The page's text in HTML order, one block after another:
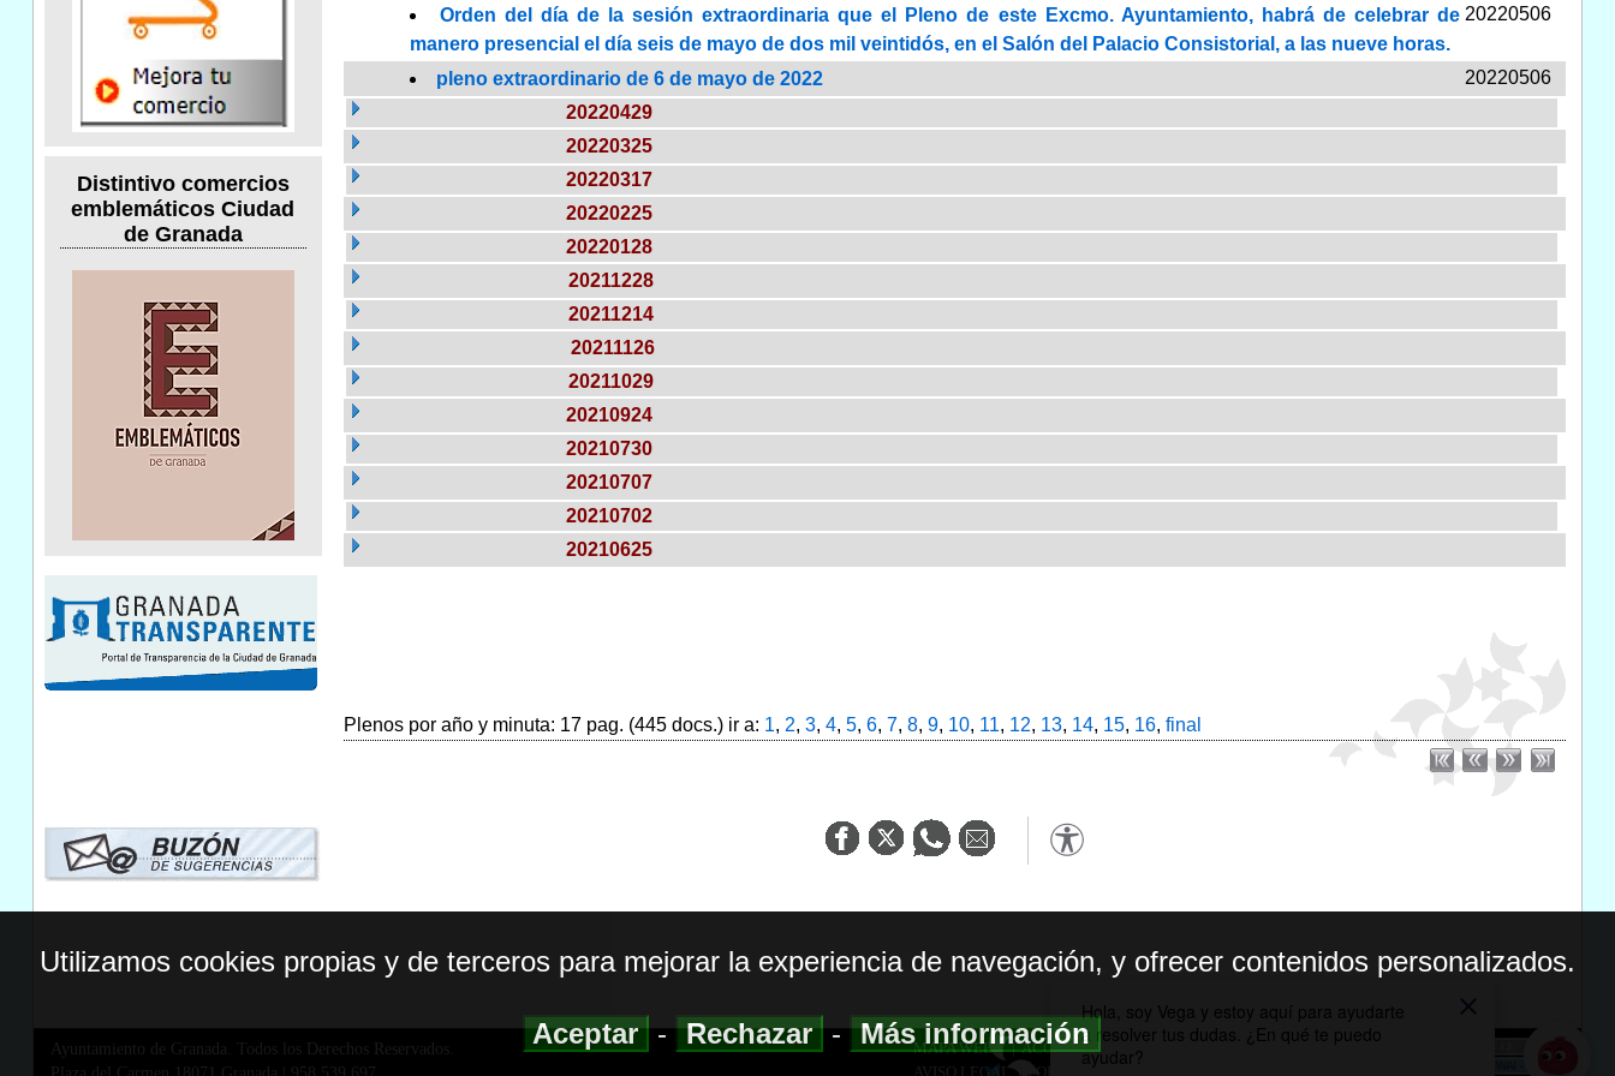
Distintivo comercios
emblemáticos Ciudad
de Granada
Orden del día de la sesión extraordinaria que el Pleno de este Excmo. Ayuntamiento, habrá de celebrar de
manero presencial el día seis de mayo de dos mil veintidós, en el Salón del Palacio Consistorial, a las nueve horas.
20220506
pleno extraordinario de 6 de mayo de 2022
20220506
20220429
20220325
20220317
20220225
20220128
20211228
20211214
20211126
20211029
20210924
20210730
20210707
20210702
20210625
Plenos por año y minuta: 17 pag. (445 docs.) ir a: 1, 2, 3, 4, 5, 6, 7, 8, 9, 10, 11, 12, 13, 14, 15, 16, final
Ayuntamiento de Granada. Todos los Derechos Reservados.
MAPA WEB|ACCESIBILIDAD
AVISO LEGAL| POLITICA DE PRIVACIDAD
Utilizamos cookies propias y de terceros para mejorar la experiencia de navegación, y ofrecer contenidos personalizados.
Aceptar-Rechazar-Más información